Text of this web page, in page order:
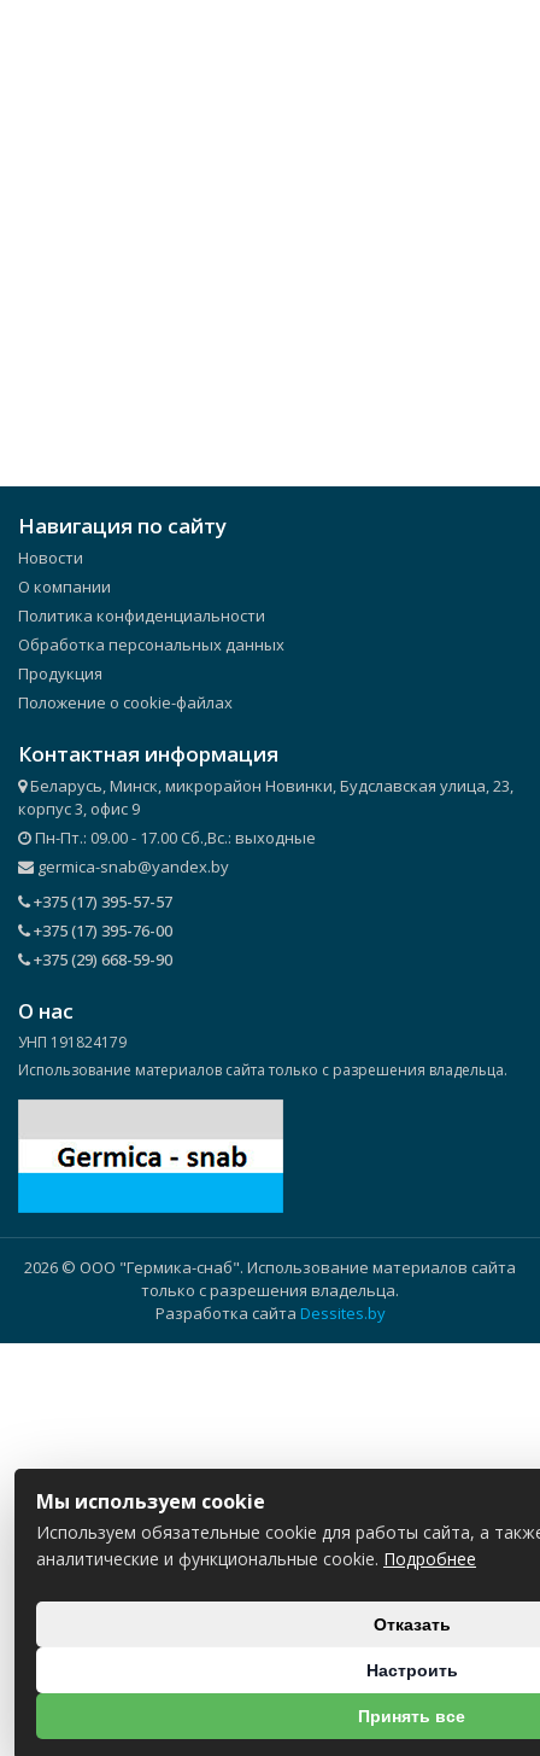
Навигация по сайту
Новости
О компании
Политика конфиденциальности
Обработка персональных данных
Продукция
Положение о cookie-файлах
Контактная информация
Беларусь, Минск, микрорайон Новинки, Будславская улица, 23,
корпус 3, офис 9
Пн-Пт.: 09.00 - 17.00 Сб.,Вс.: выходные
germica-snab@yandex.by
+375 (17) 395-57-57
+375 (17) 395-76-00
+375 (29) 668-59-90
О нас
УНП 191824179
Использование материалов сайта только с разрешения владельца.
2026 © ООО "Гермика-снаб". Использование материалов сайта
только с разрешения владельца.
Разработка сайта Dessites.by
Мы используем cookie
Используем обязательные cookie для работы сайта, а
аналитические и функциональные cookie. Подробнее
Отказать
Настроить
Принять все